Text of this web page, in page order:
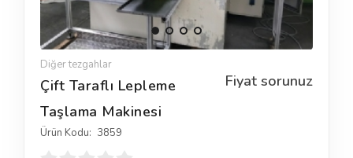
Diğer tezgahlar
Fiyat sorunuz
Çift Taraflı Lepleme
Taşlama Makinesi
Ürün Kodu: 3859